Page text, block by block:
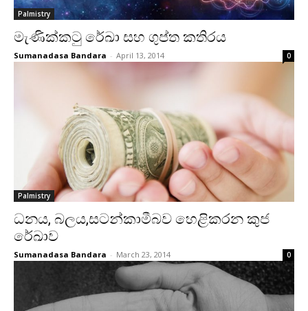
Palmistry
මැණික්‌කටු රේඛා සහ ගුප්ත කතිරය
Sumanadasa Bandara - April 13, 2014 0
Palmistry
ධනය, බලය,සටන්කාමීබව හෙළිකරන කුජ
රේඛාව
Sumanadasa Bandara - March 23, 2014 0